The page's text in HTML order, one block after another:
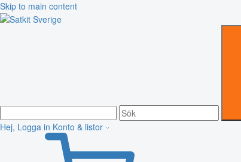
Skip to main content
Hej, Logga in Konto & listor